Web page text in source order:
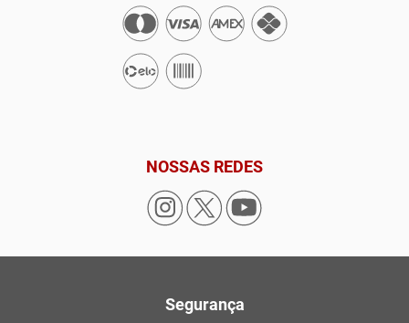
NOSSAS REDES
Segurança